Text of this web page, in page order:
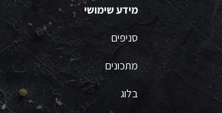
מידע שימושי
סניפים
מתכונים
בלוג